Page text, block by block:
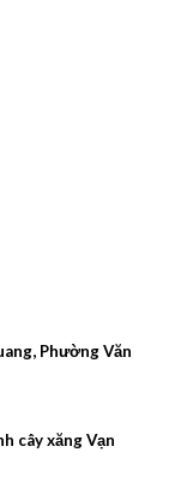
Phường Văn
cây xăng Vạn